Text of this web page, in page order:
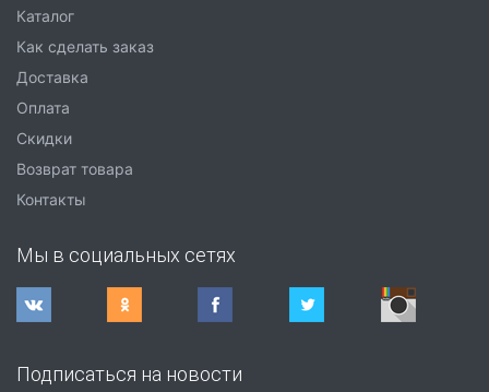
Каталог
Как сделать заказ
Доставка
Оплата
Скидки
Возврат товара
Контакты
Мы в социальных сетях
Подписаться на новости